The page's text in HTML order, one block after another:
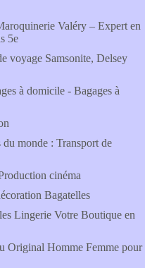
Valéry – Expert en
5e
voyage Samsonite, Delsey
à domicile - Bagages à
du monde : Transport de
cinéma
Bagatelles
Lingerie Votre Boutique en
Original Homme Femme pour